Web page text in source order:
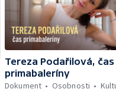
Tereza Podařilová, čas
primabaleríny
Dokument
Osobnosti